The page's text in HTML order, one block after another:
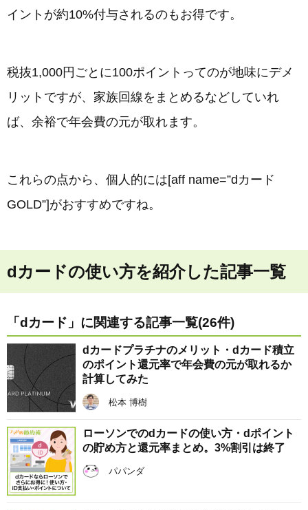
イントが約10%付与されるのもお得です。
税抜1,000円ごとに100ポイントってのが地味にデメ
リットですが、家族回線をまとめるなどしていれ
ば、余裕で年会費の元が取れます。
これらの点から、個人的には[aff name=”dカード
GOLD”]がおすすめですね。
dカードの使い方を紹介した記事一覧
「dカード」に関連する記事一覧(26件)
dカードプラチナのメリット・dカード積立
のポイント還元率で年会費の元が取れるか
計算してみた
松本 博樹
ローソンでのdカードの使い方・dポイント
の貯め方と還元率まとめ。3%割引は終了
パパンダ